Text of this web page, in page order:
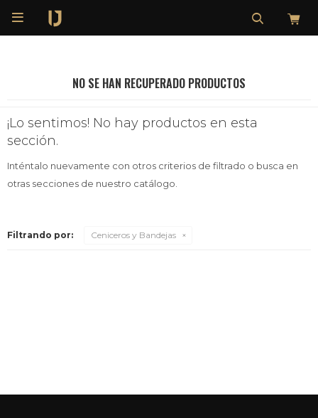

NO SE HAN RECUPERADO PRODUCTOS
¡Lo sentimos! No hay productos en esta
sección.
Inténtalo nuevamente con otros criterios de filtrado o busca en
otras secciones de nuestro catálogo.
Filtrando por: Ceniceros y Bandejas